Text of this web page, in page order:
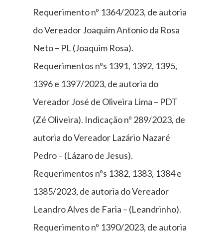
Requerimento nº 1364/2023, de autoria
do Vereador Joaquim Antonio da Rosa
Neto – PL (Joaquim Rosa).
Requerimentos nºs 1391, 1392, 1395,
1396 e 1397/2023, de autoria do
Vereador José de Oliveira Lima – PDT
(Zé Oliveira). Indicação nº 289/2023, de
autoria do Vereador Lazário Nazaré
Pedro – (Lázaro de Jesus).
Requerimentos nºs 1382, 1383, 1384 e
1385/2023, de autoria do Vereador
Leandro Alves de Faria – (Leandrinho).
Requerimento nº 1390/2023, de autoria